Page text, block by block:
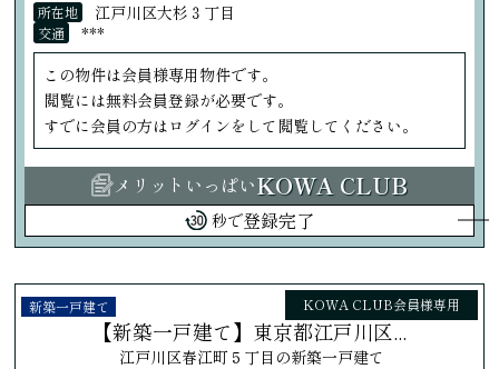
所在地
江戸川区大杉３丁目
交通
***
この物件は会員様専用物件です。
閲覧には無料会員登録が必要です。
すでに会員の方はログインをして閲覧してください。
メリットいっぱいKOWA CLUB
秒で登録完了
新築一戸建て
【新築一戸建て】東京都江戸川区...
江戸川区春江町５丁目の新築一戸建て
KOWA CLUB会員様専用